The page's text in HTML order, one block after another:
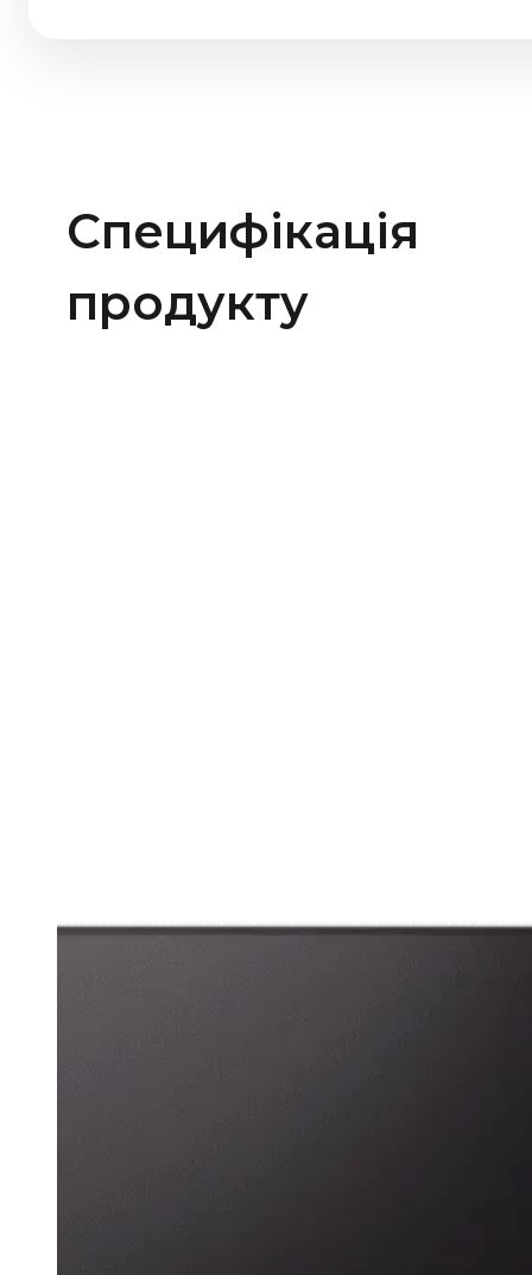
Специфікація
продукту